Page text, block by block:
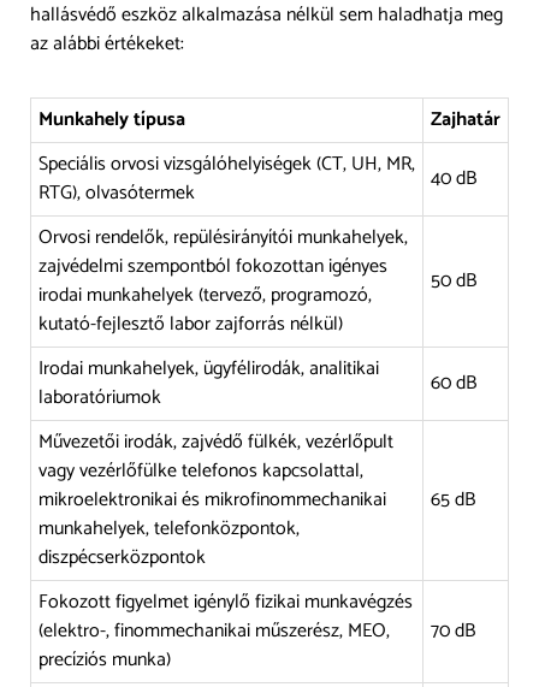
hallásvédő eszköz alkalmazása nélkül sem haladhatja meg
az alábbi értékeket:
Munkahely típusa
Zajhatár
Speciális orvosi vizsgálóhelyiségek (CT, UH, MR,
RTG), olvasótermek
40 dB
Orvosi rendelők, repülésirányítói munkahelyek,
zajvédelmi szempontból fokozottan igényes
irodai munkahelyek (tervező, programozó,
kutató-fejlesztő labor zajforrás nélkül)
50 dB
Irodai munkahelyek, ügyfélirodák, analitikai
laboratóriumok
60 dB
Művezetői irodák, zajvédő fülkék, vezérlőpult
vagy vezérlőfülke telefonos kapcsolattal,
mikroelektronikai és mikrofinommechanikai
munkahelyek, telefonközpontok,
diszpécserközpontok
65 dB
Fokozott figyelmet igénylő fizikai munkavégzés
(elektro-, finommechanikai műszerész, MEO,
precíziós munka)
70 dB